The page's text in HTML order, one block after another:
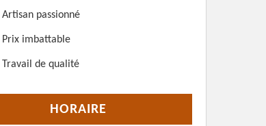
Artisan passionné
Prix imbattable
Travail de qualité
HORAIRE